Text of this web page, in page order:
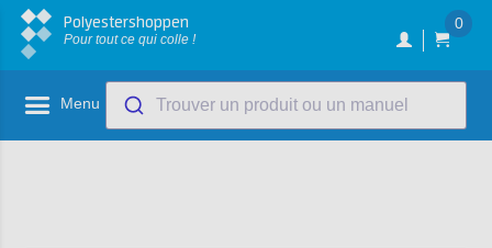
Polyestershoppen
Pour tout ce qui colle !
0
Menu Trouver un produit ou un manuel